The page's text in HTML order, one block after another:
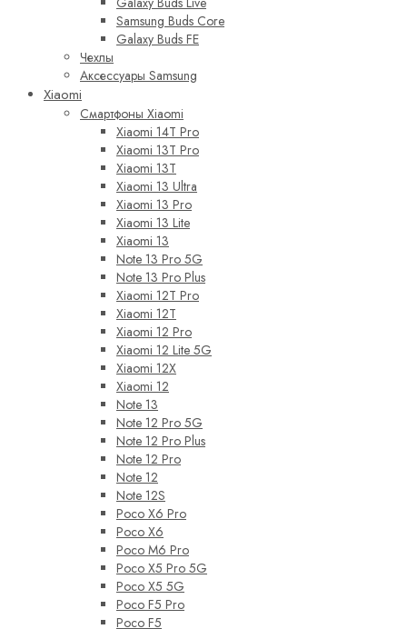
Samsung Buds Core
Galaxy Buds FE
Чехлы
Аксессуары Samsung
Xiaomi
Смартфоны Xiaomi
Xiaomi 14T Pro
Xiaomi 13T Pro
Xiaomi 13T
Xiaomi 13 Ultra
Xiaomi 13 Pro
Xiaomi 13 Lite
Xiaomi 13
Note 13 Pro 5G
Note 13 Pro Plus
Xiaomi 12T Pro
Xiaomi 12T
Xiaomi 12 Pro
Xiaomi 12 Lite 5G
Xiaomi 12X
Xiaomi 12
Note 13
Note 12 Pro 5G
Note 12 Pro Plus
Note 12 Pro
Note 12
Note 12S
Poco X6 Pro
Poco X6
Poco M6 Pro
Poco X5 Pro 5G
Poco X5 5G
Poco F5 Pro
Poco F5